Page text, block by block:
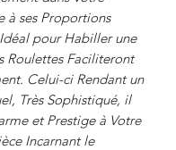
à ses Proportions
pour Habiller une
Roulettes Faciliteront
Celui-ci Rendant un
Très Sophistiqué, il
et Prestige à Votre
Incarnant le